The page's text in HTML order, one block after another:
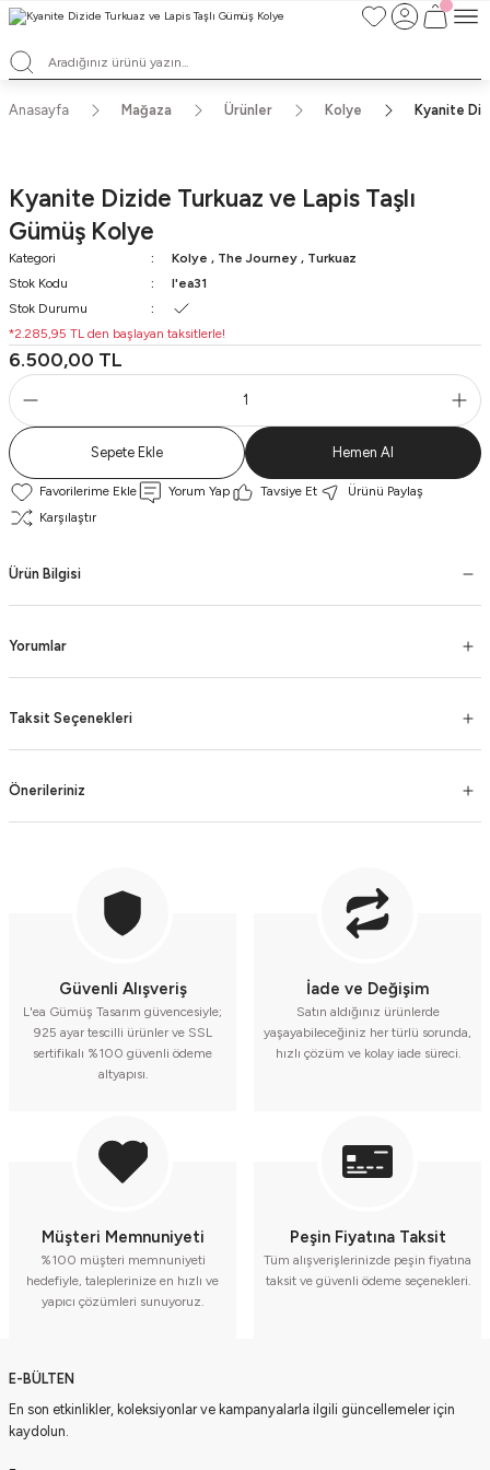
TÜM ALIŞVERİŞLERDE ÜCRETSİZ KARGO ve TAKSİT İMKANLARI
L'EA'NIN BÜYÜLÜ DÜNYASINA HOŞ GELDİNİZ
HER BİR L'EA ÖMÜR BOYU SAKLAYACAĞINIZ ANLAMLI BİR PARÇA
TEK ÜRETİM EL YAPIMI TASARIMLAR
Anasayfa Mağaza Ürünler Kolye Kyanite
Kyanite Dizide Turkuaz ve Lapis Taşlı
Gümüş Kolye
Kategori Kolye , The Journey , Turkuaz
Stok Kodu
l'ea31
Stok Durumu
*2.285,95 TL den başlayan taksitlerle!
6.500,00 TL
Sepete Ekle Hemen Al
Yorum Yap Tavsiye Et
Ürünü Paylaş
Karşılaştır
Ürün Bilgisi
Yorumlar
Taksit Seçenekleri
Önerileriniz
Güvenli Alışveriş
L'ea Gümüş Tasarım güvencesiyle;
925 ayar tescilli ürünler ve SSL
sertifikalı %100 güvenli ödeme
altyapısı.
İade ve Değişim
Satın aldığınız ürünlerde
yaşayabileceğiniz her türlü sorunda,
hızlı çözüm ve kolay iade süreci.
Müşteri Memnuniyeti
%100 müşteri memnuniyeti
hedefiyle, taleplerinize en hızlı ve
yapıcı çözümleri sunuyoruz.
Peşin Fiyatına Taksit
Tüm alışverişlerinizde peşin fiyatına
taksit ve güvenli ödeme seçenekleri.
E-BÜLTEN
En son etkinlikler, koleksiyonlar ve kampanyalarla ilgili güncellemeler için
kaydolun.